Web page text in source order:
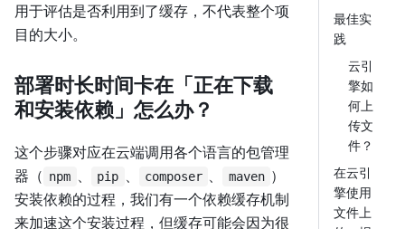
用于评估是否利用到了缓存，不代表整个项
目的大小。
部署时长时间卡在「正在下载
和安装依赖」怎么办？
这个步骤对应在云端调用各个语言的包管理
器（ npm pip composer maven ）
安装依赖的过程，我们有一个依赖缓存机制
来加速这个安装过程，但缓存可能会因为很
最佳实
践
云引
擎如
何上
传文
件？
在云引
擎使用
文件上